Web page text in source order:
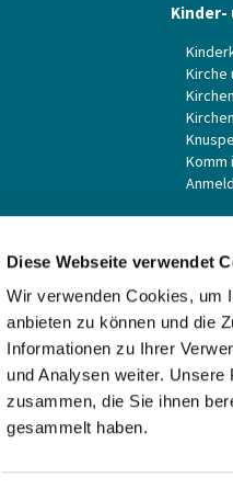
Diese Webseite verwendet
Wir verwenden Cookies, um
anbieten zu können und die
Informationen zu Ihrer
und Analysen weiter.
zusammen, die Sie ihnen
gesammelt haben.
Kinder-
Kirche
Komm